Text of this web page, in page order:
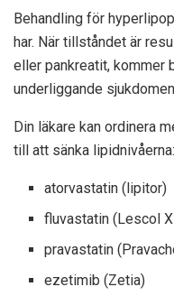
Behandling för
har. När tillståndet är
eller pankreatit, kommer
underliggande
Din läkare kan ordinera
till att sänka lipidnivåerna:
atorvastatin (lipitor)
fluvastatin (Lescol
pravastatin
ezetimib (Zetia)